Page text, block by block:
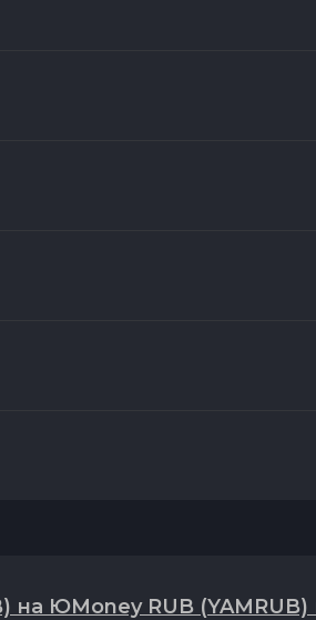
ЮMoney RUB (YAMRUB)